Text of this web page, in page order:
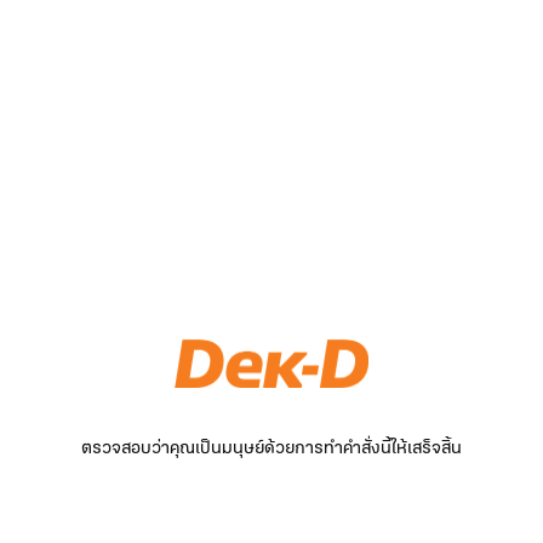
ตรวจสอบว่าคุณเป็นมนุษย์ด้วยการทำคำสั่งนี้ให้เสร็จสิ้น